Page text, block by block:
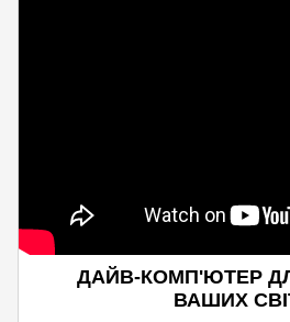
ДАЙВ-КОМП'ЮТЕР
ВАШИХ